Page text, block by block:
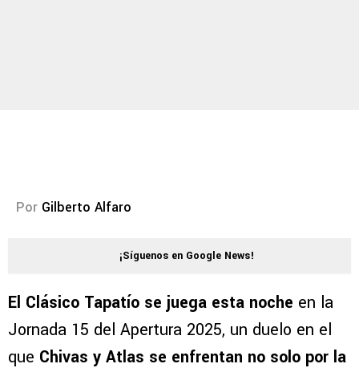
Por Gilberto Alfaro
¡Síguenos en Google News!
El Clásico Tapatío se juega esta noche en la
Jornada 15 del Apertura 2025, un duelo en el
que Chivas y Atlas se enfrentan no solo por la